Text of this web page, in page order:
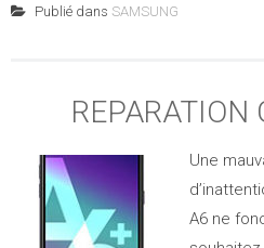
Publié dans SAMSUNG
REPARATION
Une
A6 ne